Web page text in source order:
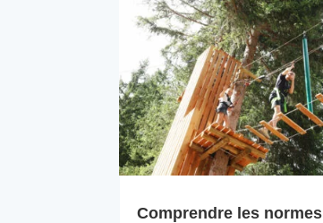
Comprendre les normes